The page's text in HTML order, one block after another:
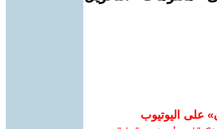
على اليوتيوب